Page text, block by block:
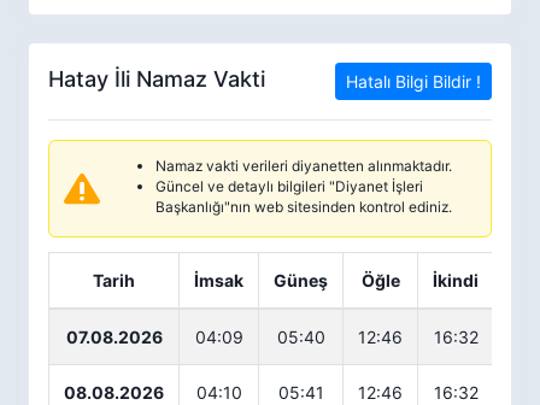
Hatay İli Namaz Vakti Hatalı Bilgi Bildir !
Namaz vakti verileri diyanetten alınmaktadır.
Güncel ve detaylı bilgileri "Diyanet İşleri
Başkanlığı"nın web sitesinden kontrol ediniz.
Tarih İmsak Güneş Öğle İkindi
07.08.2026 04:09 05:40 12:46 16:32
08.08.2026 04:10 05:41 12:46 16:32